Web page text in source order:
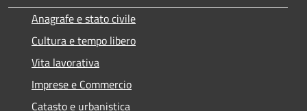
Anagrafe e stato civile
Cultura e tempo libero
Vita lavorativa
Imprese e Commercio
Catasto e urbanistica